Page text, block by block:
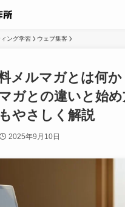
ング学習 ウェブ集客
メルマガとは何か
ガとの違いと始
もやさしく解説
2025年9月10日